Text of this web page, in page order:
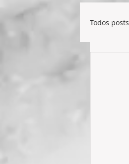
Todos posts